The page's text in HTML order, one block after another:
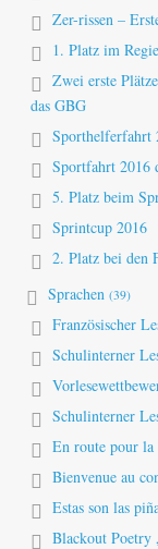
Zer-rissen –
1. Platz im
Zwei erste
das GBG
Sporthelferfahrt
Sportfahrt 2016
5. Platz beim
Sprintcup 2016
2. Platz bei den
Sprachen (39)
Französischer
Schulinterner
Schulinterner
En route pour la
Bienvenue au
Estas son las
Blackout Poetry